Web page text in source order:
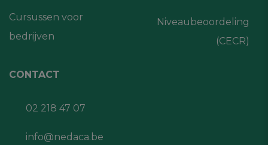
Cursussen voor
bedrijven
Niveaubeoordeling
(CECR)
CONTACT
02 218 47 07
info@nedaca.be